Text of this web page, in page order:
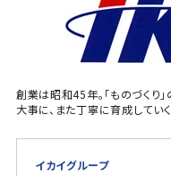
創業は昭和45年。「ものづくり
大事に、また丁寧に育成していく
イカイグループ